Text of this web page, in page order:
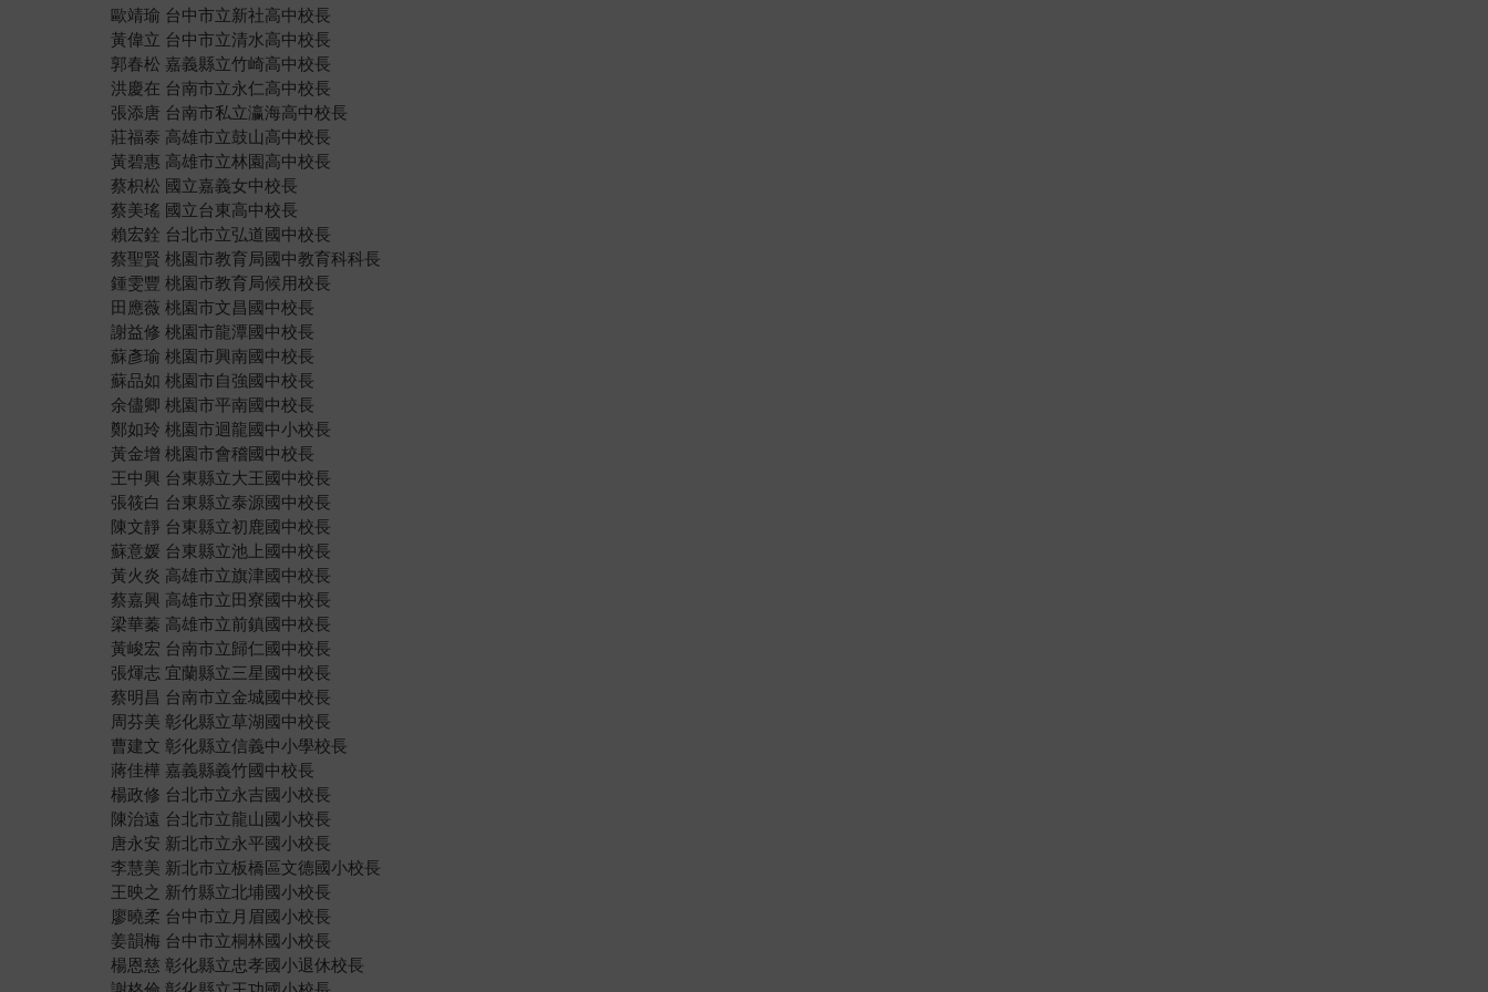
歐靖瑜 台中市立新社高中校長
黃偉立 台中市立清水高中校長
郭春松 嘉義縣立竹崎高中校長
洪慶在 台南市立永仁高中校長
張添唐 台南市私立瀛海高中校長
莊福泰 高雄市立鼓山高中校長
黃碧惠 高雄市立林園高中校長
蔡枳松 國立嘉義女中校長
蔡美瑤 國立台東高中校長
賴宏銓 台北市立弘道國中校長
蔡聖賢 桃園市教育局國中教育科科長
鍾雯豐 桃園市教育局候用校長
田應薇 桃園市文昌國中校長
謝益修 桃園市龍潭國中校長
蘇彥瑜 桃園市興南國中校長
蘇品如 桃園市自強國中校長
余儘卿 桃園市平南國中校長
鄭如玲 桃園市迴龍國中小校長
黃金增 桃園市會稽國中校長
王中興 台東縣立大王國中校長
張筱白 台東縣立泰源國中校長
陳文靜 台東縣立初鹿國中校長
蘇意媛 台東縣立池上國中校長
黃火炎 高雄市立旗津國中校長
蔡嘉興 高雄市立田寮國中校長
梁華蓁 高雄市立前鎮國中校長
黃峻宏 台南市立歸仁國中校長
張煇志 宜蘭縣立三星國中校長
蔡明昌 台南市立金城國中校長
周芬美 彰化縣立草湖國中校長
曹建文 彰化縣立信義中小學校長
蔣佳樺 嘉義縣義竹國中校長
楊政修 台北市立永吉國小校長
陳治遠 台北市立龍山國小校長
唐永安 新北市立永平國小校長
李慧美 新北市立板橋區文德國小校長
王映之 新竹縣立北埔國小校長
廖曉柔 台中市立月眉國小校長
姜韻梅 台中市立桐林國小校長
楊恩慈 彰化縣立忠孝國小退休校長